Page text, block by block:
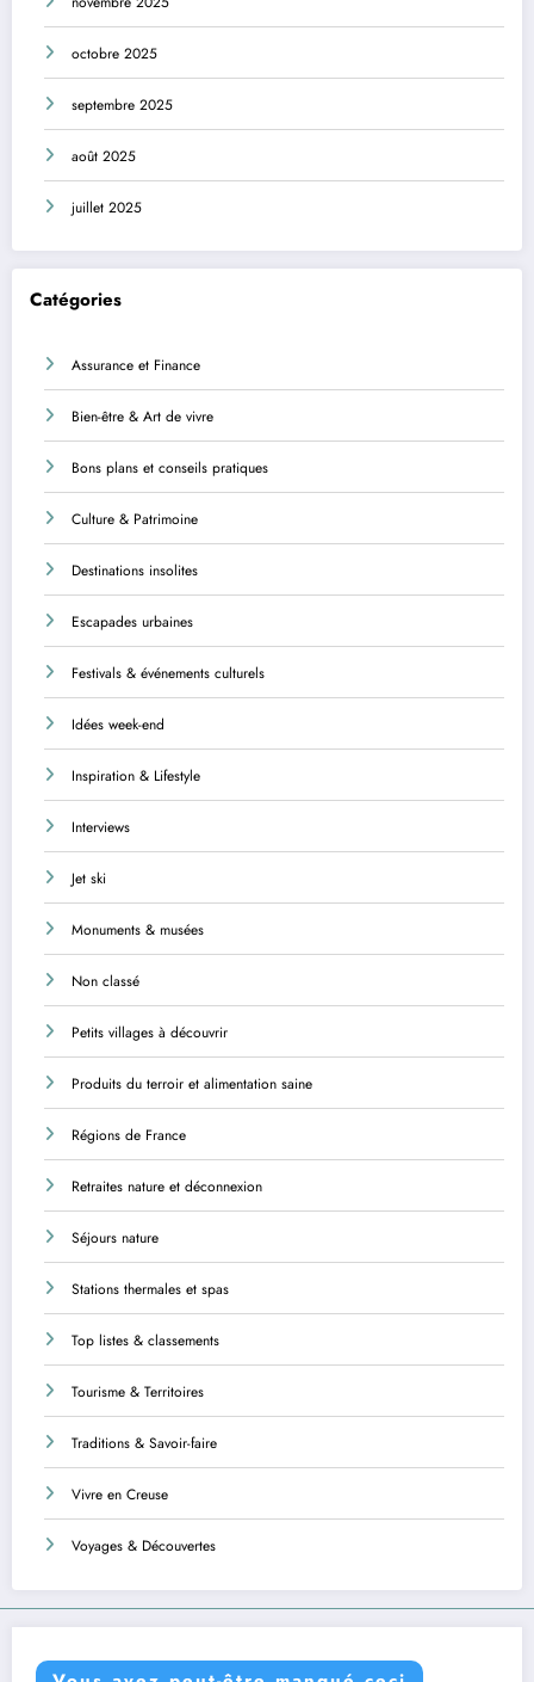
octobre 2025
septembre 2025
août 2025
juillet 2025
Catégories
Assurance et Finance
Bien-être & Art de vivre
Bons plans et conseils pratiques
Culture & Patrimoine
Destinations insolites
Escapades urbaines
Festivals & événements culturels
Idées week-end
Inspiration & Lifestyle
Interviews
Jet ski
Monuments & musées
Non classé
Petits villages à découvrir
Produits du terroir et alimentation saine
Régions de France
Retraites nature et déconnexion
Séjours nature
Stations thermales et spas
Top listes & classements
Tourisme & Territoires
Traditions & Savoir-faire
Vivre en Creuse
Voyages & Découvertes